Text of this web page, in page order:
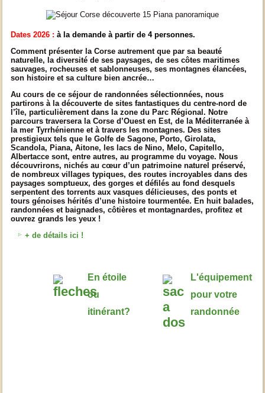
Dates 2026 :à la demande à partir de 4 personnes.
Comment présenter la Corse autrement que par sa beauté
naturelle, la diversité de ses paysages, de ses côtes maritimes
sauvages, rocheuses et sablonneuses, ses montagnes élancées,
son histoire et sa culture bien ancrée…
Au cours de ce séjour de randonnées sélectionnées, nous
partirons à la découverte de sites fantastiques du centre-nord de
l’île, particulièrement dans la zone du Parc Régional. Notre
parcours traversera la Corse d’Ouest en Est, de la Méditerranée à
la mer Tyrrhénienne et à travers les montagnes. Des sites
prestigieux tels que le Golfe de Sagone, Porto, Girolata,
Scandola, Piana, Aitone, les lacs de Nino, Melo, Capitello,
Albertacce sont, entre autres, au programme du voyage. Nous
découvrirons, nichés au cœur d’un patrimoine naturel préservé,
de nombreux villages typiques, des routes incroyables dans des
paysages somptueux, des gorges et défilés au fond desquels
serpentent des torrents aux vasques délicieuses, des ponts et
tours génoises hérités d’une histoire tourmentée. En huit balades,
randonnées et baignades, côtières et montagnardes, profitez et
ouvrez grands les yeux !
+ de détails ici !
En étoile
ou
itinérant?
L'équipement
pour votre
randonnée